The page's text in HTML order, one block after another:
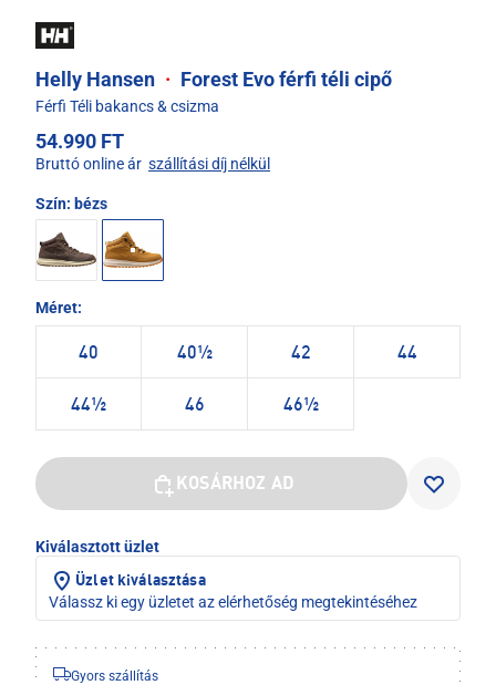
Helly Hansen · Forest Evo férfi téli cipő
Férfi Téli bakancs & csizma
54.990 FT
Bruttó online ár szállítási díj nélkül
Szín: bézs
Méret:
40 40½ 42 44
44½ 46 46½
KOSÁRHOZ AD
Kiválasztott üzlet
Üzlet kiválasztása
Válassz ki egy üzletet az elérhetőség megtekintéséhez
Gyors szállítás